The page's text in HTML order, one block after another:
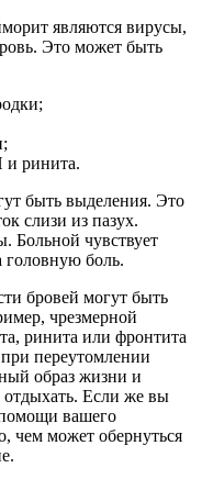
являются вирусы,
Это может быть
ринита.
быть выделения. Это
слизи из пазух.
Больной чувствует
головную боль.
бровей могут быть
чрезмерной
ринита или фронтита
при переутомлении
образ жизни и
отдыхать. Если же вы
вашего
чем может обернуться